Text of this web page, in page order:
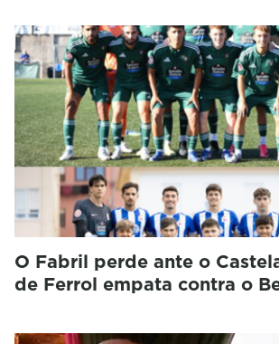
O Fabril perde ante o
de Ferrol empata contra o